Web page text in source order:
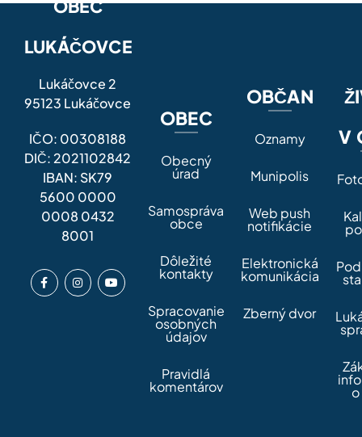
OBEC
LUKÁČOVCE
Lukáčovce 2
95123 Lukáčovce
IČO: 00308188
DIČ: 2021102842
IBAN: SK79
5600 0000
0008 0432
8001
OBEC
Obecný
úrad
Samospráva
obce
Dôležité
kontakty
Spracovanie
osobných
údajov
Pravidlá
komentárov
OBČAN
Oznamy
Munipolis
Web push
notifikácie
Elektronická
komunikácia
Zberný dvor
V